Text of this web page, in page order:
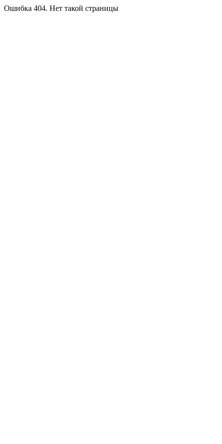
Ошибка 404. Нет такой страницы